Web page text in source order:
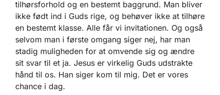
tilhørsforhold og en bestemt baggrund. Man bliver
ikke født ind i Guds rige, og behøver ikke at tilhøre
en bestemt klasse. Alle får vi invitationen. Og også
selvom man i første omgang siger nej, har man
stadig muligheden for at omvende sig og ændre
sit svar til et ja. Jesus er virkelig Guds udstrakte
hånd til os. Han siger kom til mig. Det er vores
chance i dag.